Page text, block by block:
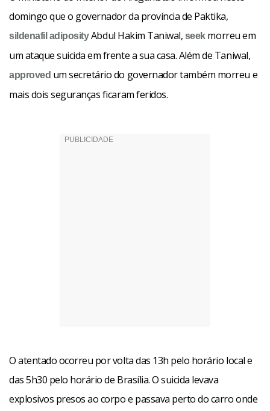
domingo que o governador da província de Paktika,
sildenafil adiposityAbdul Hakim Taniwal, seekmorreu em
um ataque suicida em frente a sua casa. Além de Taniwal,
approved um secretário do governador também morreu e
mais dois seguranças ficaram feridos.
O atentado ocorreu por volta das 13h pelo horário local e
das 5h30 pelo horário de Brasília. O suicida levava
explosivos presos ao corpo e passava perto do carro onde